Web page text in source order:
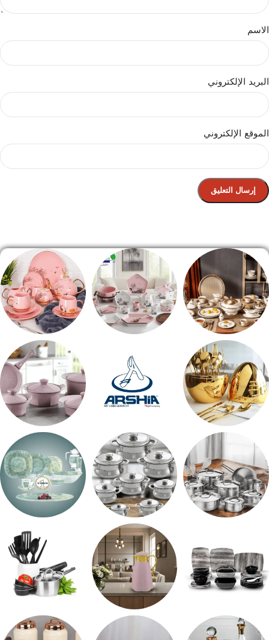
الاسم
البريد الإلكتروني
الموقع الإلكتروني
طقم سفره شاي بالجاتوه
ARSHiA حلل جرانيت
حلل المونيا
طقم ميلامين ترمس شاي رفايع المطبخ